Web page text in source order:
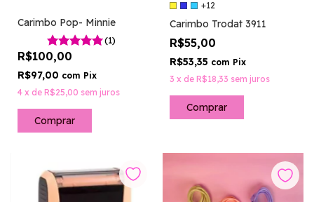
Carimbo Pop- Minnie
(1)
R$100,00
R$97,00 com Pix
4 x de R$25,00 sem juros
+12
Carimbo Trodat 3911
R$55,00
R$53,35 com Pix
3 x de R$18,33 sem juros
Comprar